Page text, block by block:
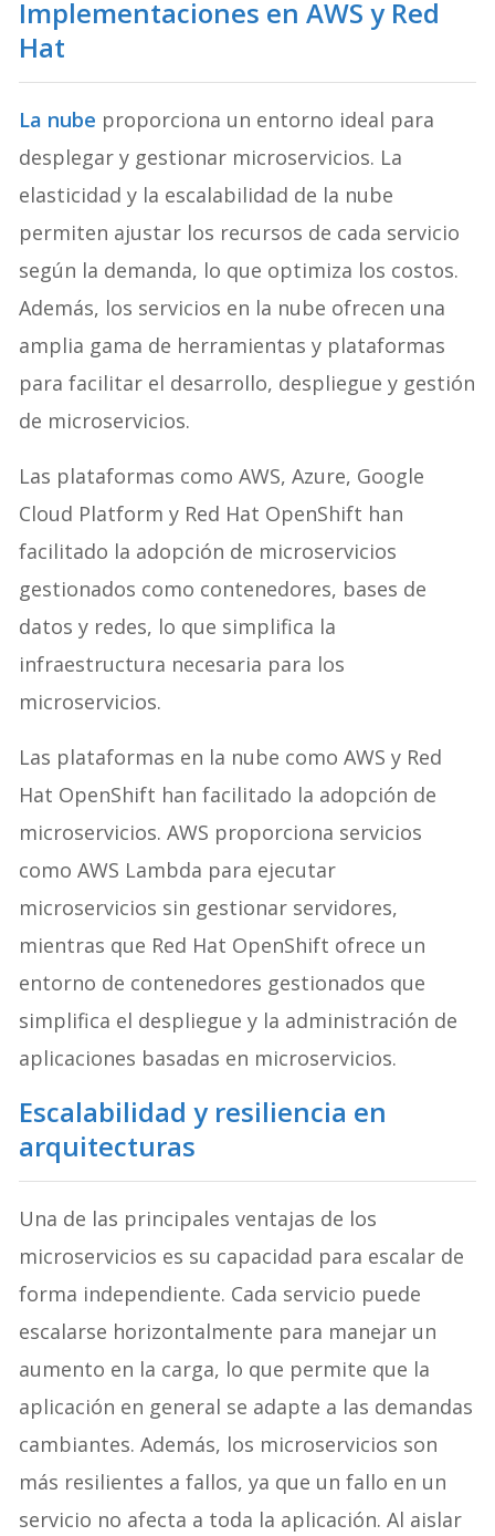
Implementaciones en AWS y Red
Hat
La nube proporciona un entorno ideal para
desplegar y gestionar microservicios. La
elasticidad y la escalabilidad de la nube
permiten ajustar los recursos de cada servicio
según la demanda, lo que optimiza los costos.
Además, los servicios en la nube ofrecen una
amplia gama de herramientas y plataformas
para facilitar el desarrollo, despliegue y gestión
de microservicios.
Las plataformas como AWS, Azure, Google
Cloud Platform y Red Hat OpenShift han
facilitado la adopción de microservicios
gestionados como contenedores, bases de
datos y redes, lo que simplifica la
infraestructura necesaria para los
microservicios.
Las plataformas en la nube como AWS y Red
Hat OpenShift han facilitado la adopción de
microservicios. AWS proporciona servicios
como AWS Lambda para ejecutar
microservicios sin gestionar servidores,
mientras que Red Hat OpenShift ofrece un
entorno de contenedores gestionados que
simplifica el despliegue y la administración de
aplicaciones basadas en microservicios.
Escalabilidad y resiliencia en
arquitecturas
Una de las principales ventajas de los
microservicios es su capacidad para escalar de
forma independiente. Cada servicio puede
escalarse horizontalmente para manejar un
aumento en la carga, lo que permite que la
aplicación en general se adapte a las demandas
cambiantes. Además, los microservicios son
más resilientes a fallos, ya que un fallo en un
servicio no afecta a toda la aplicación. Al aislar